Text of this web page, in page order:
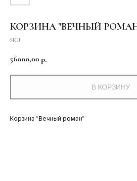
КОРЗИНА "ВЕЧНЫЙ
SKU:
56000,00 р.
В КОРЗИНУ
Корзина "Вечный роман"